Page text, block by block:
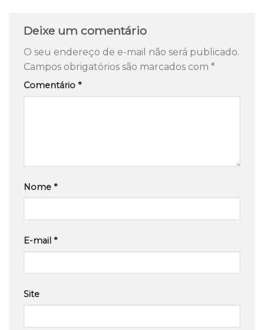
Deixe um comentário
O seu endereço de e-mail não será publicado.
Campos obrigatórios são marcados com *
Comentário *
Nome *
E-mail *
Site